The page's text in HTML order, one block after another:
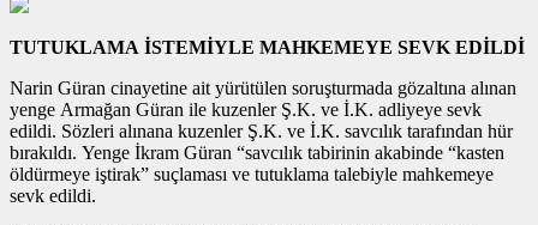
TUTUKLAMA İSTEMİYLE MAHKEMEYE SEVK EDİLDİ
Narin Güran cinayetine ait yürütülen soruşturmada gözaltına alınan
yenge Armağan Güran ile kuzenler Ş.K. ve İ.K. adliyeye sevk
edildi. Sözleri alınana kuzenler Ş.K. ve İ.K. savcılık tarafından hür
bırakıldı. Yenge İkram Güran “savcılık tabirinin akabinde “kasten
öldürmeye iştirak” suçlaması ve tutuklama talebiyle mahkemeye
sevk edildi.